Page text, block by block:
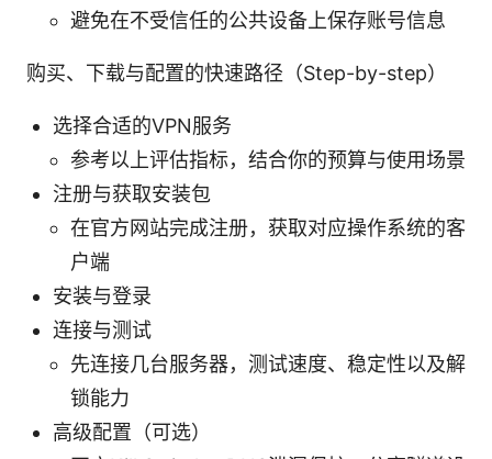
避免在不受信任的公共设备上保存账号信息
购买、下载与配置的快速路径（Step-by-step）
选择合适的VPN服务
参考以上评估指标，结合你的预算与使用场景
注册与获取安装包
在官方网站完成注册，获取对应操作系统的客
户端
安装与登录
连接与测试
先连接几台服务器，测试速度、稳定性以及解
锁能力
高级配置（可选）